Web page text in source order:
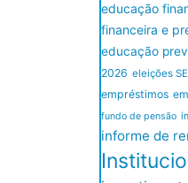
educação
financeira e
educação
2026 eleições
empréstimos
fundo de pensão
informe de